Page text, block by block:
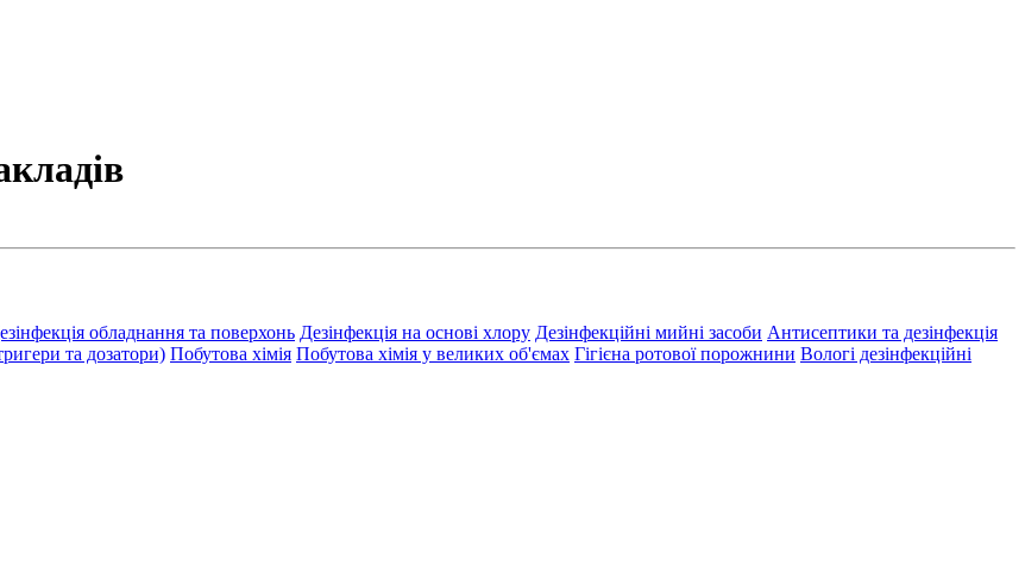
обладнання та поверхонь Дезінфекція на основі хлору Дезінфекційні мийні засоби Антисептики та дезінфекція
та дозатори) Побутова хімія Побутова хімія у великих об'ємах Гігієна ротової порожнини Вологі дезінфекційні